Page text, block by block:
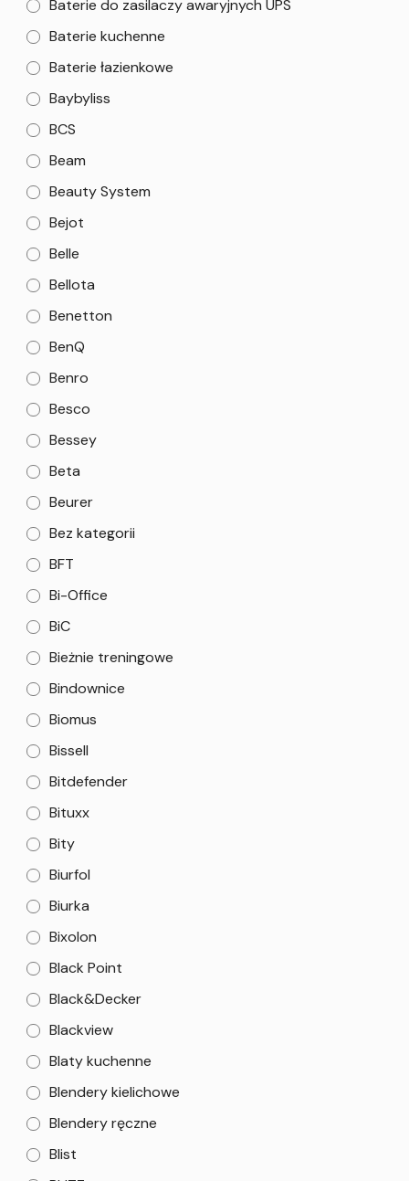
Baterie do zasilaczy awaryjnych UPS
Baterie kuchenne
Baterie łazienkowe
Baybyliss
BCS
Beam
Beauty System
Bejot
Belle
Bellota
Benetton
BenQ
Benro
Besco
Bessey
Beta
Beurer
Bez kategorii
BFT
Bi-Office
BiC
Bieżnie treningowe
Bindownice
Biomus
Bissell
Bitdefender
Bituxx
Bity
Biurfol
Biurka
Bixolon
Black Point
Black&Decker
Blackview
Blaty kuchenne
Blendery kielichowe
Blendery ręczne
Blist